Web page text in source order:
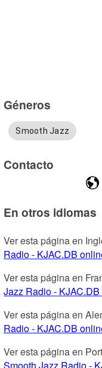
Géneros
Smooth Jazz
Contacto
En otros idiomas
Ver esta página en
Radio - KJAC.DB
Ver esta página en
Jazz Radio -
Ver esta página en
Radio - KJAC.DB
Ver esta página en
Smooth Jazz Radio -